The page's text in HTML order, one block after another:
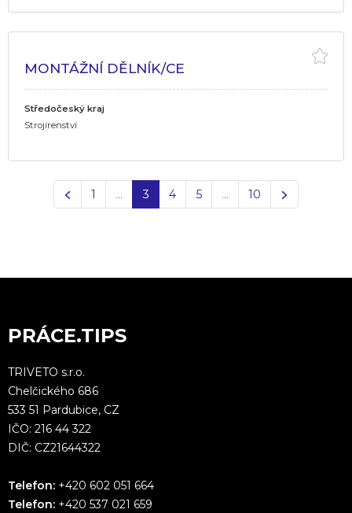
MONTÁŽNÍ DĚLNÍK/CE
Středočeský kraj
Strojírenství
Předchozí
1 … 3 4 5 … 10
PRÁCE.TIPS
TRIVETO s.r.o.
Chelčického 686
533 51 Pardubice, CZ
IČO: 216 44 322
DIČ: CZ21644322
Telefon: +420 602 051 664
Telefon: +420 537 021 659